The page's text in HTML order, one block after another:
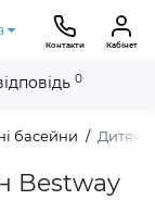
Контакти Кабінет
басейни
Bestway
0